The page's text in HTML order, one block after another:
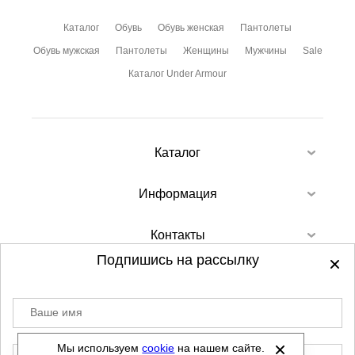
Каталог Обувь Обувь женская Пантолеты
Обувь мужская Пантолеты Женщины Мужчины Sale
Каталог Under Armour
Каталог
Информация
Контакты
©2012-2026 - Sellgroup.ru - все права
защищены.
Мы используемcookie на нашем сайте.
Подпишись на рассылку
Ваше имя